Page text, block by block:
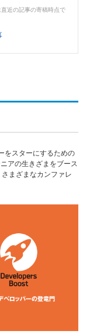
近の記事の寄稿時点で
をスターにするための
アの生きざまをブース
まざまなカンファレ